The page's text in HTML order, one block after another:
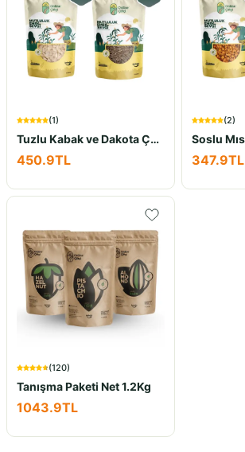
(1)
Tuzlu Kabak ve Dakota Çekirdeği Avantaj Seti 10x100Gr
450.9TL
(2)
347.9TL
(120)
Tanışma Paketi Net 1.2Kg
1043.9TL